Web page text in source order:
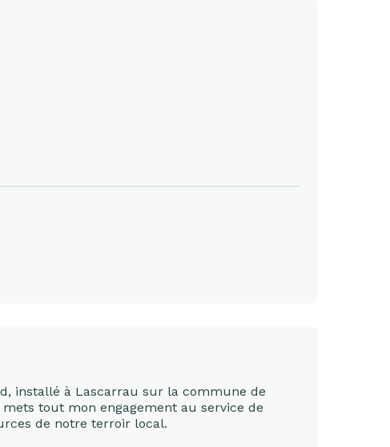
installé à Lascarrau sur la commune de
tout mon engagement au service de
de notre terroir local.